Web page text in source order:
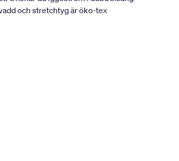
och stretchtyg är öko-tex